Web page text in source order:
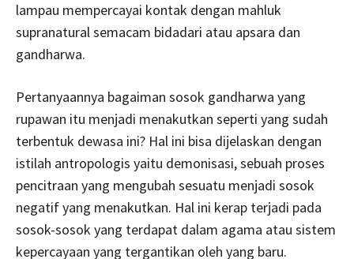
lampau mempercayai kontak dengan mahluk
supranatural semacam bidadari atau apsara dan
gandharwa.
Pertanyaannya bagaiman sosok gandharwa yang
rupawan itu menjadi menakutkan seperti yang sudah
terbentuk dewasa ini? Hal ini bisa dijelaskan dengan
istilah antropologis yaitu demonisasi, sebuah proses
pencitraan yang mengubah sesuatu menjadi sosok
negatif yang menakutkan. Hal ini kerap terjadi pada
sosok-sosok yang terdapat dalam agama atau sistem
kepercayaan yang tergantikan oleh yang baru.